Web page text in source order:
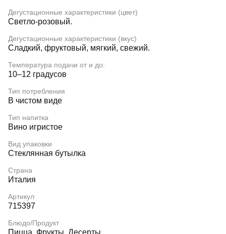
Дегустационные характеристики (цвет)
Светло-розовый.
Дегустационные характеристики (вкус)
Сладкий, фруктовый, мягкий, свежий.
Температура подачи от и до:
10–12 градусов
Тип потребления
В чистом виде
Тип напитка
Вино игристое
Вид упаковки
Стеклянная бутылка
Страна
Италия
Артикул
715397
Блюдо/Продукт
Пицца, Фрукты, Десерты